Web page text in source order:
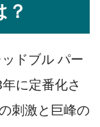
？
ドブル パー
に定番化さ
刺激と巨峰の